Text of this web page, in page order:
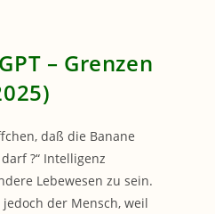
– Grenzen
daß die Banane
?“ Intelligenz
Lebewesen zu sein.
der Mensch, weil